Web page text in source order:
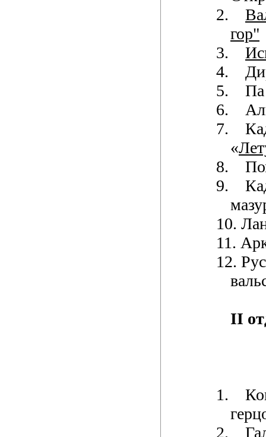
2.
гор"
3.
4.
5.
Па
6.
7.
«
8.
9.
10.
11.
12.
II
1.
2.